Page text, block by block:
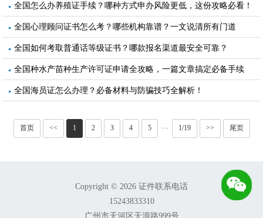
办指南
全国怎么办养殖证手续？哪种方式申办风险更低，这份攻略必看！
全国心理顾问证书怎么考？哪些机构靠谱？一文说清所有门道
全国如何考取普通话等级证书？哪款报名渠道最安全可靠？
全国种水产苗种生产许可证申请全攻略，一篇文章搞定必备手续
全国海员证怎么办理？必备材料与防骗技巧全解析！
首页 << 1 2 3 4 5 ··· 1/19 >> 尾页
Copyright © 2026 证件联系电话
15243833310
广州市天河区天源路999号